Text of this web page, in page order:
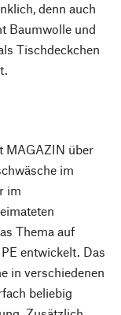
denn auch
Baumwolle und
Tischdeckchen
MAGAZIN über
im
im
Thema auf
entwickelt. Das
in verschiedenen
beliebig